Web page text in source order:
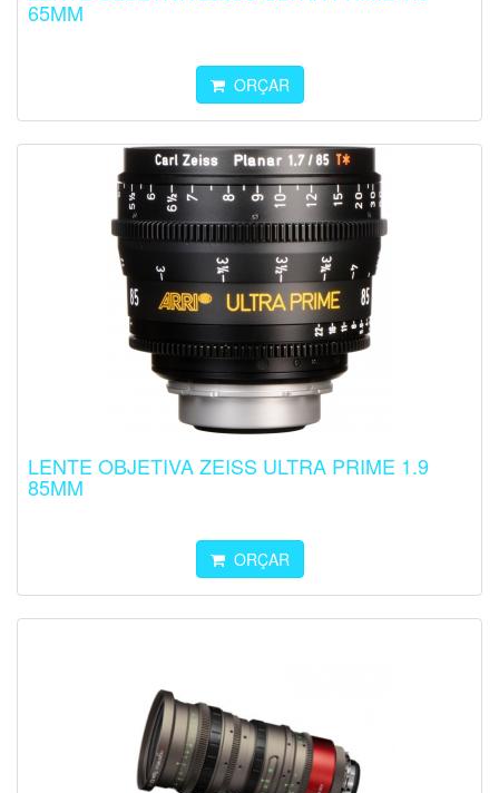
65MM
ORÇAR
LENTE OBJETIVA ZEISS ULTRA PRIME 1.9
85MM
ORÇAR